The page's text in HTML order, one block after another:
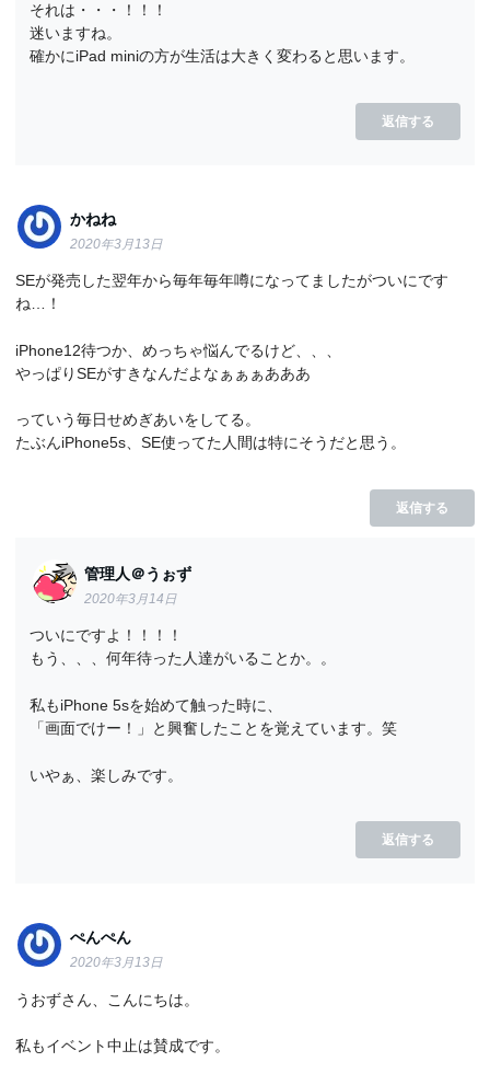
それは・・・！！！
迷いますね。
確かにiPad miniの方が生活は大きく変わると思います。
返信する
かねね
2020年3月13日
SEが発売した翌年から毎年毎年噂になってましたがついにです
ね…！
iPhone12待つか、めっちゃ悩んでるけど、、、
やっぱりSEがすきなんだよなぁぁぁあああ
っていう毎日せめぎあいをしてる。
たぶんiPhone5s、SE使ってた人間は特にそうだと思う。
返信する
管理人＠うぉず
2020年3月14日
ついにですよ！！！！
もう、、、何年待った人達がいることか。。
私もiPhone 5sを始めて触った時に、
「画面でけー！」と興奮したことを覚えています。笑
いやぁ、楽しみです。
返信する
ぺんぺん
2020年3月13日
うおずさん、こんにちは。
私もイベント中止は賛成です。